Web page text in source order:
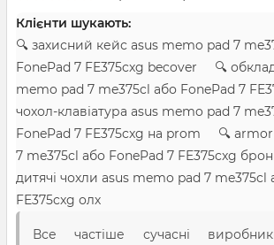
Клієнти шукають:
🔍 захисний кейс asus memo pad 7
FonePad 7 FE375cxg becover 🔍
memo pad 7 me375cl або FonePad 7
чохол-клавіатура asus memo pad 7
FonePad 7 FE375cxg на prom 🔍
7 me375cl або FonePad 7 FE375cxg
дитячі чохли asus memo pad 7 me375cl
FE375cxg олх
Все частіше сучасні